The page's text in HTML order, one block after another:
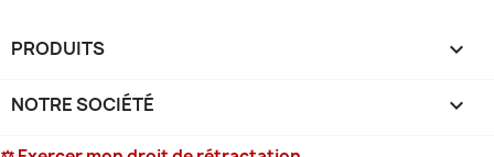
PRODUITS 
NOTRE SOCIÉTÉ 